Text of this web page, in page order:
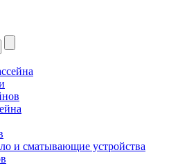
и сматывающие устройства